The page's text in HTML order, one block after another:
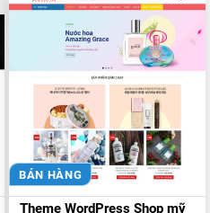
BÁN HÀNG
Theme WordPress Shop mỹ